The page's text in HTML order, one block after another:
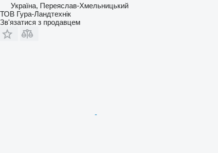
Україна, Переяслав-Хмельницький
ТОВ Гура-Ландтехнік
Зв'язатися з продавцем